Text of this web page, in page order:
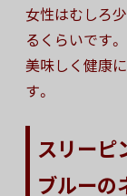
女性はむしろ
るくらいです。
美味しく健康
す。
スリーピ
ブルーの